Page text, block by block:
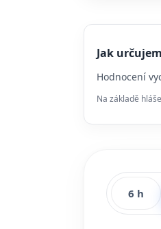
Jak
Hodnocení
Na základě
6 h